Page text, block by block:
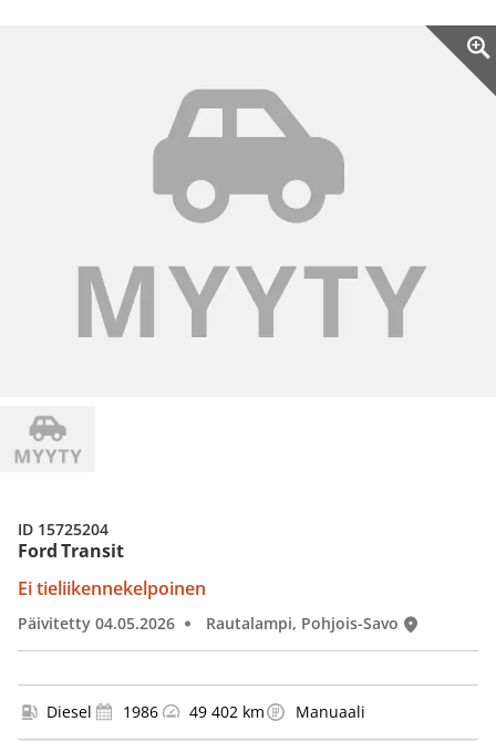
Ford Transit
Ei tieliikennekelpoinen
Päivitetty 04.05.2026 Rautalampi, Pohjois-Savo
ID 15725204
Diesel 1986 49 402 km Manuaali